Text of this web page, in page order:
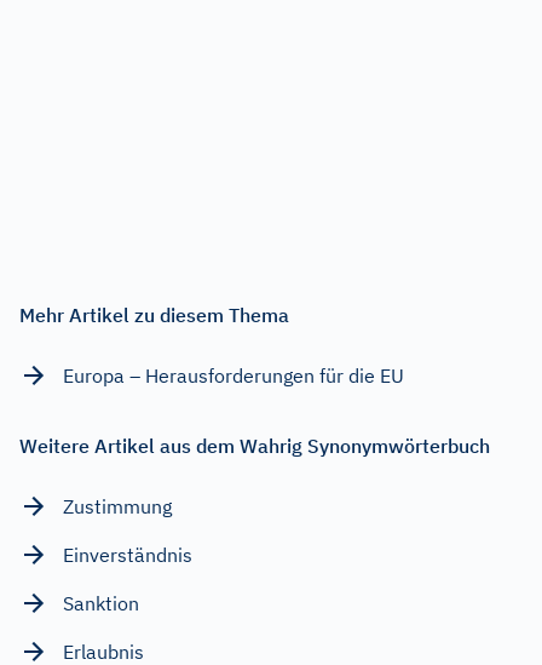
Mehr Artikel zu diesem Thema
Europa – Herausforderungen für die EU
Weitere Artikel aus dem Wahrig Synonymwörterbuch
Zustimmung
Einverständnis
Sanktion
Erlaubnis